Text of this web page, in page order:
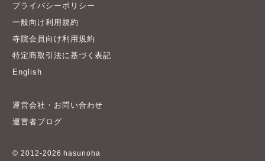
プライバシーポリシー
一般向け利用規約
寺院会員向け利用規約
特定商取引法に基づく表記
English
運営会社・お問い合わせ
運営者ブログ
© 2012-2026 hasunoha